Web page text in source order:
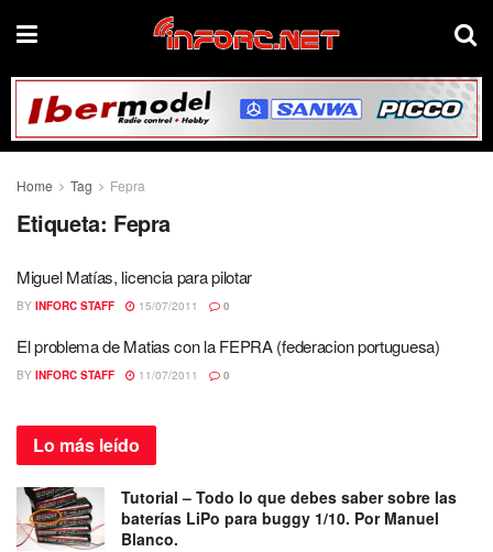
Home Tag Fepra
Etiqueta: Fepra
Miguel Matías, licencia para pilotar
BY INFORC STAFF 15/07/2011 0
El problema de Matias con la FEPRA (federacion portuguesa)
BY INFORC STAFF 11/07/2011 0
Lo más leído
Tutorial – Todo lo que debes saber sobre las
baterías LiPo para buggy 1/10. Por Manuel
Blanco.